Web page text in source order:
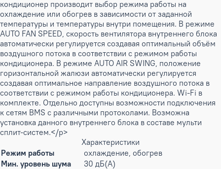
кондиционер производит выбор режима работы на
охлаждение или обогрев в зависимости от заданной
температуры и температуры внутри помещения. В режиме
AUTO FAN SPEED, скорость вентилятора внутреннего блока
автоматически регулируется создавая оптимальный объём
воздушного потока в соответствии с режимом работы
кондиционера. В режиме AUTO AIR SWING, положение
горизонтальной жалюзи автоматически регулируется
создавая оптимальное направление воздушного потока в
соответствии с режимом работы кондиционера. Wi-Fi в
комплекте. Отдельно доступны возможности подключения
к сетям BMS с различными протоколами. Возможна
установка данного внутреннего блока в составе мульти
сплит-систем.</p>
Характеристики
Режим работы
охлаждение, обогрев
Мин. уровень шума
30 дБ(А)